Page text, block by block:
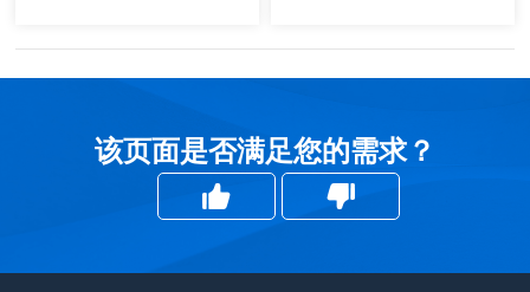
该页面是否满足您的需求？